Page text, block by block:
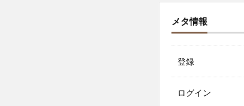
メタ情報
登録
ログイン